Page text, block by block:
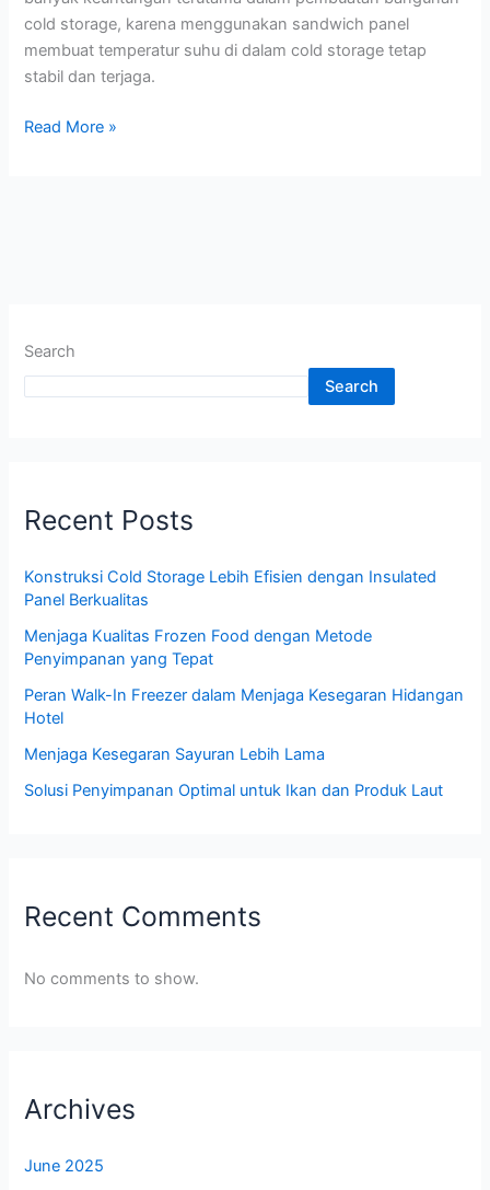
cold storage, karena menggunakan sandwich panel
membuat temperatur suhu di dalam cold storage tetap
stabil dan terjaga.
Read More »
Search
Search
Recent Posts
Konstruksi Cold Storage Lebih Efisien dengan Insulated
Panel Berkualitas
Menjaga Kualitas Frozen Food dengan Metode
Penyimpanan yang Tepat
Peran Walk-In Freezer dalam Menjaga Kesegaran Hidangan
Hotel
Menjaga Kesegaran Sayuran Lebih Lama
Solusi Penyimpanan Optimal untuk Ikan dan Produk Laut
Recent Comments
No comments to show.
Archives
June 2025